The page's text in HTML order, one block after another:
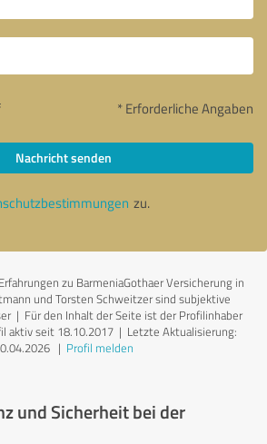
* Erforderliche Angaben
Nachricht senden
zu.
zu BarmeniaGothaer Versicherung in
und Torsten Schweitzer sind subjektive
| Für den Inhalt der Seite ist der Profilinhaber
aktiv seit 18.10.2017 | Letzte Aktualisierung:
| Profil melden
und Sicherheit bei der